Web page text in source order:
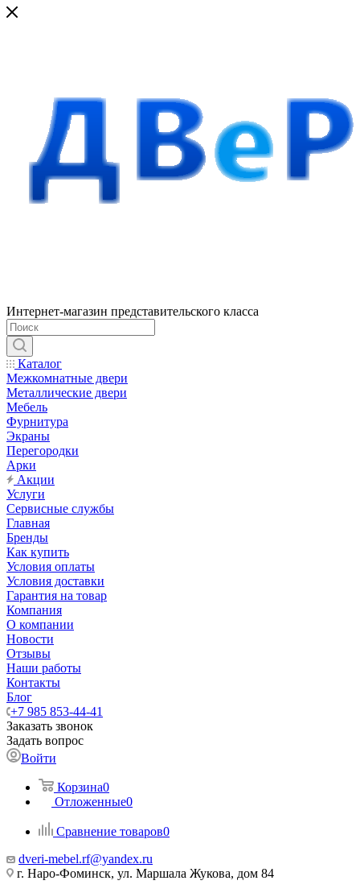
Интернет-магазин представительского класса
Каталог
Межкомнатные двери
Металлические двери
Мебель
Фурнитура
Экраны
Перегородки
Арки
Акции
Услуги
Сервисные службы
Главная
Бренды
Как купить
Условия оплаты
Условия доставки
Гарантия на товар
Компания
О компании
Новости
Отзывы
Наши работы
Контакты
Блог
+7 985 853-44-41
Заказать звонок
Задать вопрос
Войти
Корзина0
Отложенные0
Сравнение товаров0
dveri-mebel.rf@yandex.ru
г. Наро-Фоминск, ул. Маршала Жукова, дом 84